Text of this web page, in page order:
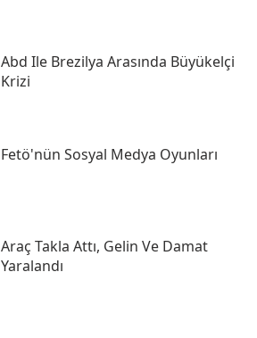
Abd Ile Brezilya Arasında Büyükelçi
Krizi
Fetö'nün Sosyal Medya Oyunları
Araç Takla Attı, Gelin Ve Damat
Yaralandı